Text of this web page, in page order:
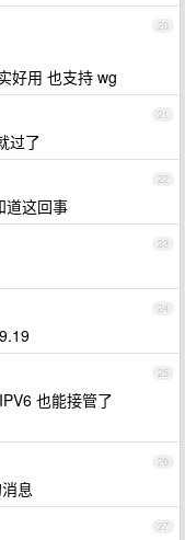
20
好用 也支持 wg
21
过了
22
道这回事
23
24
25
也能接管了
26
息
27